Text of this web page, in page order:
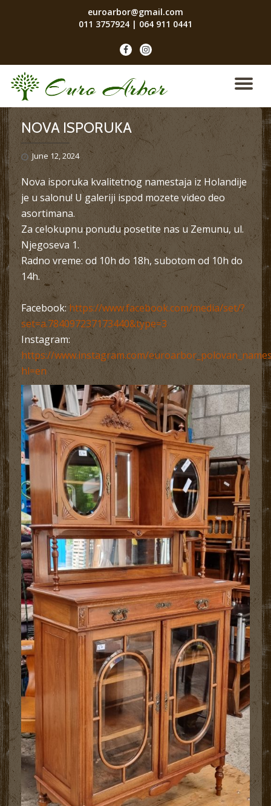
euroarbor@gmail.com
011 3757924 | 064 911 0441
fa-
fa-
NOVA ISPORUKA
June 12, 2024
Nova isporuka kvalitetnog namestaja iz Holandije
je u salonu! U galeriji ispod mozete video deo
asortimana.
Za celokupnu ponudu posetite nas u Zemunu, ul.
Njegoseva 1.
Radno vreme: od 10h do 18h, subotom od 10h do
14h.
Facebook:https://www.facebook.com/media/set/?
set=a.784097237173440&type=3
Instagram:
https://www.instagram.com/
hl=en